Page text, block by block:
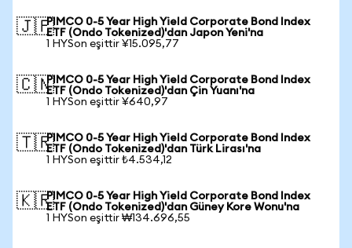
🇯🇵PIMCO 0-5 Year High Yield Corporate Bond Index
ETF (Ondo Tokenized)'dan Japon Yeni'na
1 HYSon eşittir ¥15.095,77
🇨🇳PIMCO 0-5 Year High Yield Corporate Bond Index
ETF (Ondo Tokenized)'dan Çin Yuanı'na
1 HYSon eşittir ¥640,97
🇹🇷PIMCO 0-5 Year High Yield Corporate Bond Index
ETF (Ondo Tokenized)'dan Türk Lirası'na
1 HYSon eşittir ₺4.534,12
🇰🇷PIMCO 0-5 Year High Yield Corporate Bond Index
ETF (Ondo Tokenized)'dan Güney Kore Wonu'na
1 HYSon eşittir ₩134.696,55